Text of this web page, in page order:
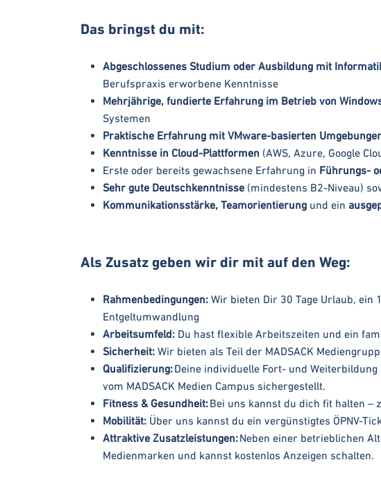
Das bringst du mit:
Abgeschlossenes Studium oder Ausbildung mit
Berufspraxis erworbene Kenntnisse
Mehrjährige, fundierte Erfahrung im Betrieb von
Systemen
Praktische Erfahrung mit VMware-basierten
Kenntnisse in Cloud-Plattformen (AWS, Azure, Google
Erste oder bereits gewachsene Erfahrung in Führungs-
Sehr gute Deutschkenntnisse (mindestens B2-Niveau)
Kommunikationsstärke, Teamorientierung und ein
Als Zusatz geben wir dir mit auf den Weg:
Rahmenbedingungen: Wir bieten Dir 30 Tage Urlaub,
Entgeltumwandlung
Arbeitsumfeld: Du hast flexible Arbeitszeiten und ein
Sicherheit: Wir bieten als Teil der MADSACK
Qualifizierung:Deine individuelle Fort- und
vom MADSACK Medien Campus sichergestellt.
Fitness & Gesundheit:Bei uns kannst du dich fit halten –
Mobilität: Über uns kannst du ein vergünstigtes ÖPNV-
Attraktive Zusatzleistungen:Neben einer betrieblichen
Medienmarken und kannst kostenlos Anzeigen schalten.